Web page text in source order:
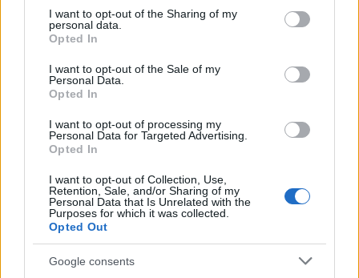
not limited to your visit or usage behaviour. You may click to
grant or deny consent to Google and its third-party tags to
use your data for below specified purposes in below Google
consent section.
I want to opt-out of the Sharing of my
personal data.
Opted In
I want to opt-out of the Sale of my
Personal Data.
Opted In
I want to opt-out of processing my
Personal Data for Targeted Advertising.
Opted In
I want to opt-out of Collection, Use,
Retention, Sale, and/or Sharing of my
Personal Data that Is Unrelated with the
Purposes for which it was collected.
Opted Out
Google consents
Σχόλια
Σχολίασε εδώ
50 /50
αεροδρόμιο